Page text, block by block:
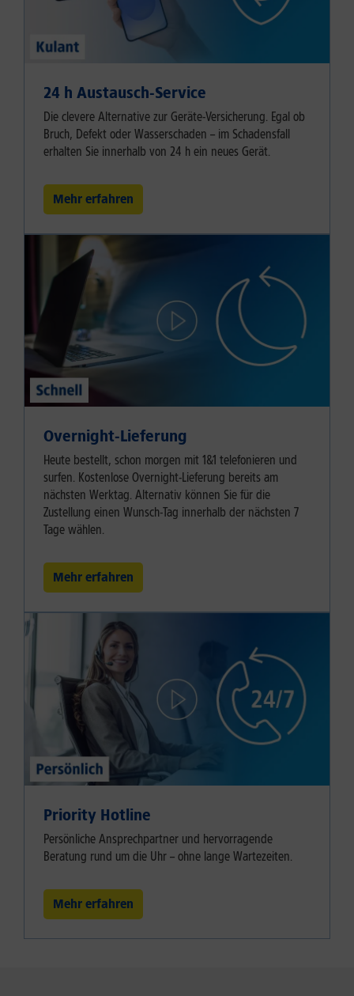
24 h Austausch-Service
Die clevere Alternative zur Geräte-Versicherung. Egal ob
Bruch, Defekt oder Wasserschaden – im Schadensfall
erhalten Sie innerhalb von 24 h ein neues Gerät.
Mehr erfahren
Overnight-Lieferung
Heute bestellt, schon morgen mit 1&1 telefonieren und
surfen. Kostenlose Overnight-Lieferung bereits am
nächsten Werktag. Alternativ können Sie für die
Zustellung einen Wunsch-Tag innerhalb der nächsten 7
Tage wählen.
Mehr erfahren
Priority Hotline
Persönliche Ansprechpartner und hervorragende
Beratung rund um die Uhr – ohne lange Wartezeiten.
Mehr erfahren